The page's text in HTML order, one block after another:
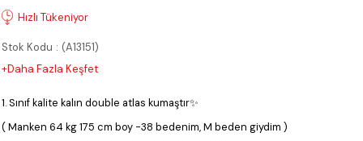
Stok Kodu
(A13151)
+Daha Fazla Keşfet
1. Sınıf kalite kalın double atlas kumaştır✨
( Manken 64 kg 175 cm boy -38 bedenim, M beden giydim )